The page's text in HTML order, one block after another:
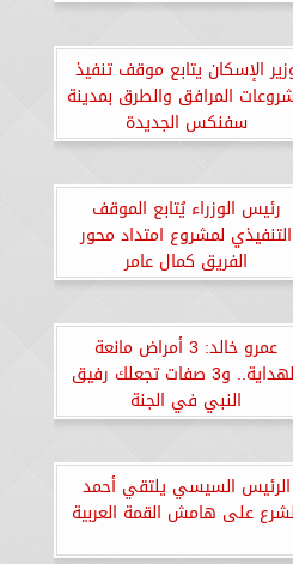
الإسكان يتابع موقف تنفيذ
المرافق والطرق بمدينة
سفنكس الجديدة
رئيس الوزراء يُتابع الموقف
التنفيذي لمشروع امتداد محور
الفريق كمال عامر
عمرو خالد: 3 أمراض مانعة
للهداية.. و3 صفات تجعلك رفيق
النبي في الجنة
الرئيس السيسي يلتقي أحمد
على هامش القمة العربية